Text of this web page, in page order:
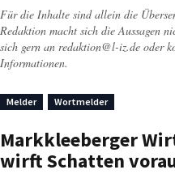
Für die Inhalte sind allein die
Redaktion macht sich die Aussagen
sich gern an redaktion@l-iz.de oder
Informationen.
Melder Wortmelder
Markkleeberger
wirft Schatten